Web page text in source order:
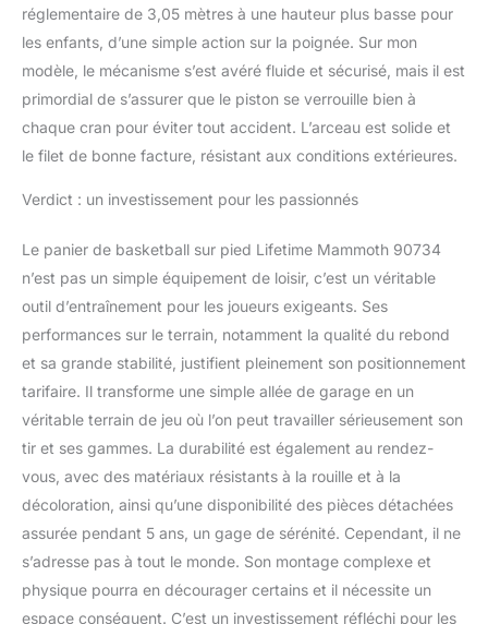
réglementaire de 3,05 mètres à une hauteur plus basse pour
les enfants, d’une simple action sur la poignée. Sur mon
modèle, le mécanisme s’est avéré fluide et sécurisé, mais il est
primordial de s’assurer que le piston se verrouille bien à
chaque cran pour éviter tout accident. L’arceau est solide et
le filet de bonne facture, résistant aux conditions extérieures.
Verdict : un investissement pour les passionnés
Le panier de basketball sur pied Lifetime Mammoth 90734
n’est pas un simple équipement de loisir, c’est un véritable
outil d’entraînement pour les joueurs exigeants. Ses
performances sur le terrain, notamment la qualité du rebond
et sa grande stabilité, justifient pleinement son positionnement
tarifaire. Il transforme une simple allée de garage en un
véritable terrain de jeu où l’on peut travailler sérieusement son
tir et ses gammes. La durabilité est également au rendez-
vous, avec des matériaux résistants à la rouille et à la
décoloration, ainsi qu’une disponibilité des pièces détachées
assurée pendant 5 ans, un gage de sérénité. Cependant, il ne
s’adresse pas à tout le monde. Son montage complexe et
physique pourra en décourager certains et il nécessite un
espace conséquent. C’est un investissement réfléchi pour les